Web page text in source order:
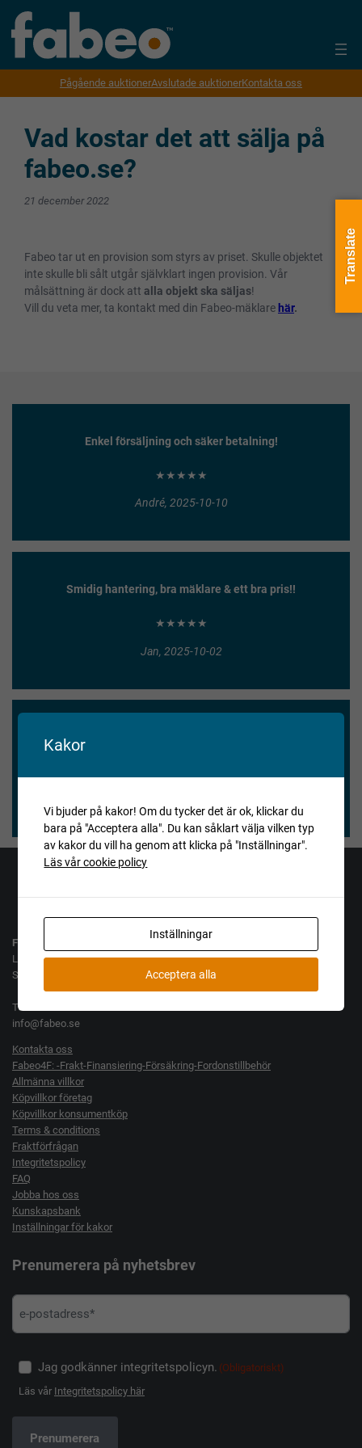
Pågående auktionerAvslutade auktionerKontakta oss
Vad kostar det att sälja på
fabeo.se?
21 december 2022
Fabeo tar ut en provision som styrs av priset. Skulle objektet
inte skulle bli sålt utgår självklart ingen provision. Vår
målsättning är dock att alla objekt ska säljas!
Vill du veta mer, ta kontakt med din Fabeo-mäklare här.
Enkel försäljning och säker betalning!
★★★★★
André, 2025-10-10
Smidig hantering, bra mäklare & ett bra pris!!
★★★★★
Jan, 2025-10-02
Fabeo AB
Lamellgatan 10
SE-261 35 Landskrona
Tel: +46 10 300 28 00
info@fabeo.se
Kontakta oss
Fabeo4F: -Frakt-Finansiering-Försäkring-Fordonstillbehör
Allmänna villkor
Köpvillkor företag
Köpvillkor konsumentköp
Terms & conditions
Fraktförfrågan
Integritetspolicy
FAQ
Jobba hos oss
Kunskapsbank
Inställningar för kakor
Prenumerera på nyhetsbrev
Jag godkänner integritetspolicyn. (Obligatoriskt)
Läs vår Integritetspolicy här
Kakor
Vi bjuder på kakor! Om du tycker det är ok, klickar du
bara på "Acceptera alla". Du kan såklart välja vilken typ
av kakor du vill ha genom att klicka på "Inställningar".
Läs vår cookie policy
Inställningar
Acceptera alla
Translate